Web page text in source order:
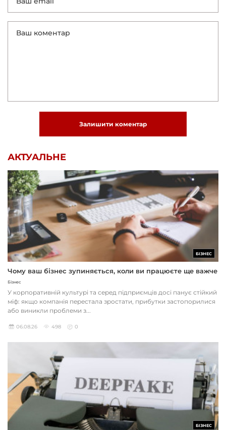
Залишити коментар
АКТУАЛЬНЕ
БІЗНЕС
Чому ваш бізнес зупиняється, коли ви працюєте ще важче
Бізнес
У корпоративній культурі та серед підприємців досі панує стійкий
міф: якщо компанія перестала зростати, прибутки застопорилися
або виникли проблеми з...
06.08.26 498 0
БІЗНЕС